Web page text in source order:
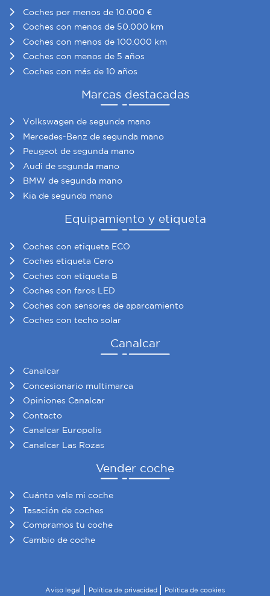
Coches por menos de 10.000 €
Coches con menos de 50.000 km
Coches con menos de 100.000 km
Coches con menos de 5 años
Coches con más de 10 años
Marcas destacadas
Volkswagen de segunda mano
Mercedes-Benz de segunda mano
Peugeot de segunda mano
Audi de segunda mano
BMW de segunda mano
Kia de segunda mano
Equipamiento y etiqueta
Coches con etiqueta ECO
Coches etiqueta Cero
Coches con etiqueta B
Coches con faros LED
Coches con sensores de aparcamiento
Coches con techo solar
Canalcar
Canalcar
Concesionario multimarca
Opiniones Canalcar
Contacto
Canalcar Europolis
Canalcar Las Rozas
Vender coche
Cuánto vale mi coche
Tasación de coches
Compramos tu coche
Cambio de coche
Aviso legal Política de privacidad Política de cookies